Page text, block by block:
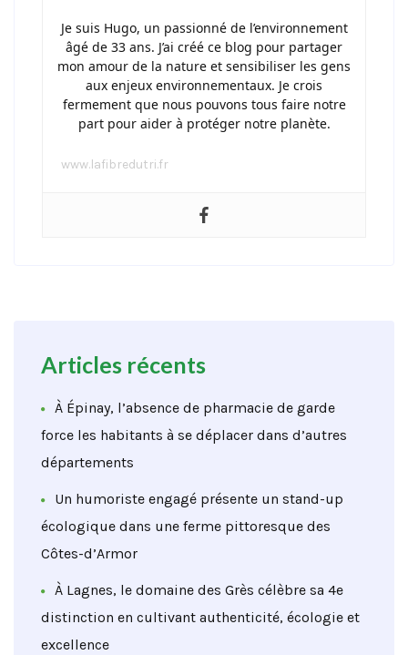
Je suis Hugo, un passionné de l’environnement
âgé de 33 ans. J’ai créé ce blog pour partager
mon amour de la nature et sensibiliser les gens
aux enjeux environnementaux. Je crois
fermement que nous pouvons tous faire notre
part pour aider à protéger notre planète.
www.lafibredutri.fr
Articles récents
À Épinay, l’absence de pharmacie de garde
force les habitants à se déplacer dans d’autres
départements
Un humoriste engagé présente un stand-up
écologique dans une ferme pittoresque des
Côtes-d’Armor
À Lagnes, le domaine des Grès célèbre sa 4e
distinction en cultivant authenticité, écologie et
excellence